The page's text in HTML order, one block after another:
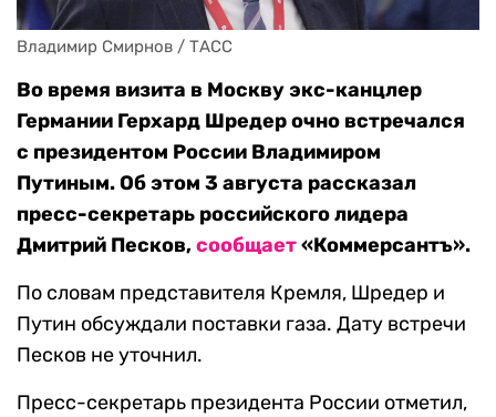
Владимир Смирнов / ТАСС
Во время визита в Москву экс-канцлер
Германии Герхард Шредер очно встречался
с президентом России Владимиром
Путиным. Об этом 3 августа рассказал
пресс-секретарь российского лидера
Дмитрий Песков,сообщает«Коммерсантъ».
По словам представителя Кремля, Шредер и
Путин обсуждали поставки газа. Дату встречи
Песков не уточнил.
Пресс-секретарь президента России отметил,